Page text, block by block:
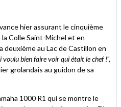
hier assurant le cinquième
Colle Saint-Michel et en
au Lac de Castillon en
voulu bien faire voir qui était le chef !",
grolandais au guidon de sa
1000 R1 qui se montre le